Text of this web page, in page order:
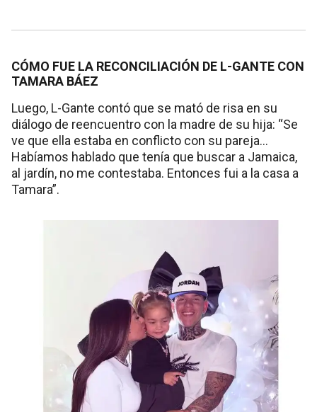
CÓMO FUE LA RECONCILIACIÓN DE L-GANTE CON
TAMARA BÁEZ
Luego, L-Gante contó que se mató de risa en su
diálogo de reencuentro con la madre de su hija: “Se
ve que ella estaba en conflicto con su pareja...
Habíamos hablado que tenía que buscar a Jamaica,
al jardín, no me contestaba. Entonces fui a la casa a
Tamara”.